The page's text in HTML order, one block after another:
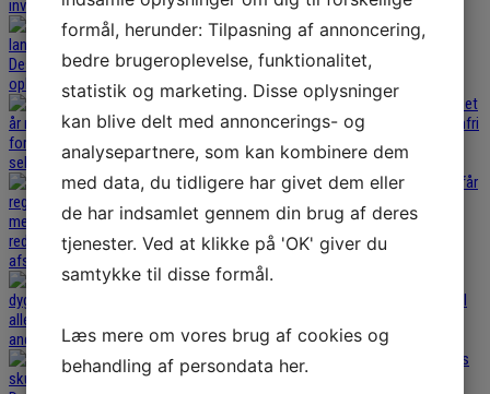
formål, herunder: Tilpasning af annoncering,
bedre brugeroplevelse, funktionalitet,
statistik og marketing. Disse oplysninger
kan blive delt med annoncerings- og
analysepartnere, som kan kombinere dem
med data, du tidligere har givet dem eller
de har indsamlet gennem din brug af deres
tjenester. Ved at klikke på 'OK' giver du
samtykke til disse formål.
Læs mere om vores brug af cookies og
behandling af persondata her.